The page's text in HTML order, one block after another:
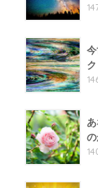
の